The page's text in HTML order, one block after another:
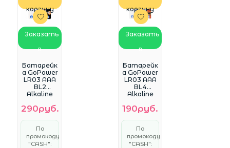
корзину
Заказать
в
WhatsApp
Батарейк
а GoPower
LR03 AAA
BL2
Alkaline
(2/24/480)
блистер
(2 шт.)
290руб.
По
промокоду
"CASH":
корзину
Заказать
в
WhatsApp
Батарейк
а GoPower
LR03 AAA
BL4
Alkaline
(4/48/576)
блистер
(4 шт.)
190руб.
По
промокоду
"CASH":